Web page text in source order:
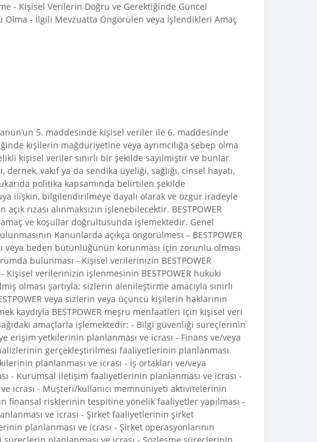
- Kişisel Verilerin Doğru ve Gerektiğinde Güncel
Olma - İlgili Mevzuatta Öngörülen veya İşlendikleri Amaç
5. maddesinde kişisel veriler ile 6. maddesinde
kişilerin mağduriyetine veya ayrımcılığa sebep olma
kişisel veriler sınırlı bir şekilde sayılmıştır ve bunlar
vakıf ya da sendika üyeliği, sağlığı, cinsel hayatı,
politika kapsamında belirtilen şekilde
ilişkin, bilgilendirilmeye dayalı olarak ve özgür iradeyle
rızası alınmaksızın işlenebilecektir. BESTPOWER
ve koşullar doğrultusunda işlemektedir. Genel
Kanunlarda açıkça öngörülmesi – BESTPOWER
veya beden bütünlüğünün korunması için zorunlu olması
bulunması - Kişisel verilerinizin BESTPOWER
verilerinizin işlenmesinin BESTPOWER hukuki
şartıyla; sizlerin alenileştirme amacıyla sınırlı
veya sizlerin veya üçüncü kişilerin haklarının
kaydıyla BESTPOWER meşru menfaatleri için kişisel veri
amaçlarla işlemektedir: - Bilgi güvenliği süreçlerinin
erişim yetkilerinin planlanması ve icrası - Finans ve/veya
gerçekleştirilmesi faaliyetlerinin planlanması
planlanması ve icrası - İş ortakları ve/veya
- Kurumsal iletişim faaliyetlerinin planlanması ve icrası -
icrası - Müşteri/kullanıcı memnuniyeti aktivitelerinin
finansal risklerinin tespitine yönelik faaliyetler yapılması -
ve icrası - Şirket faaliyetlerinin şirket
planlanması ve icrası - Şirket operasyonlarının